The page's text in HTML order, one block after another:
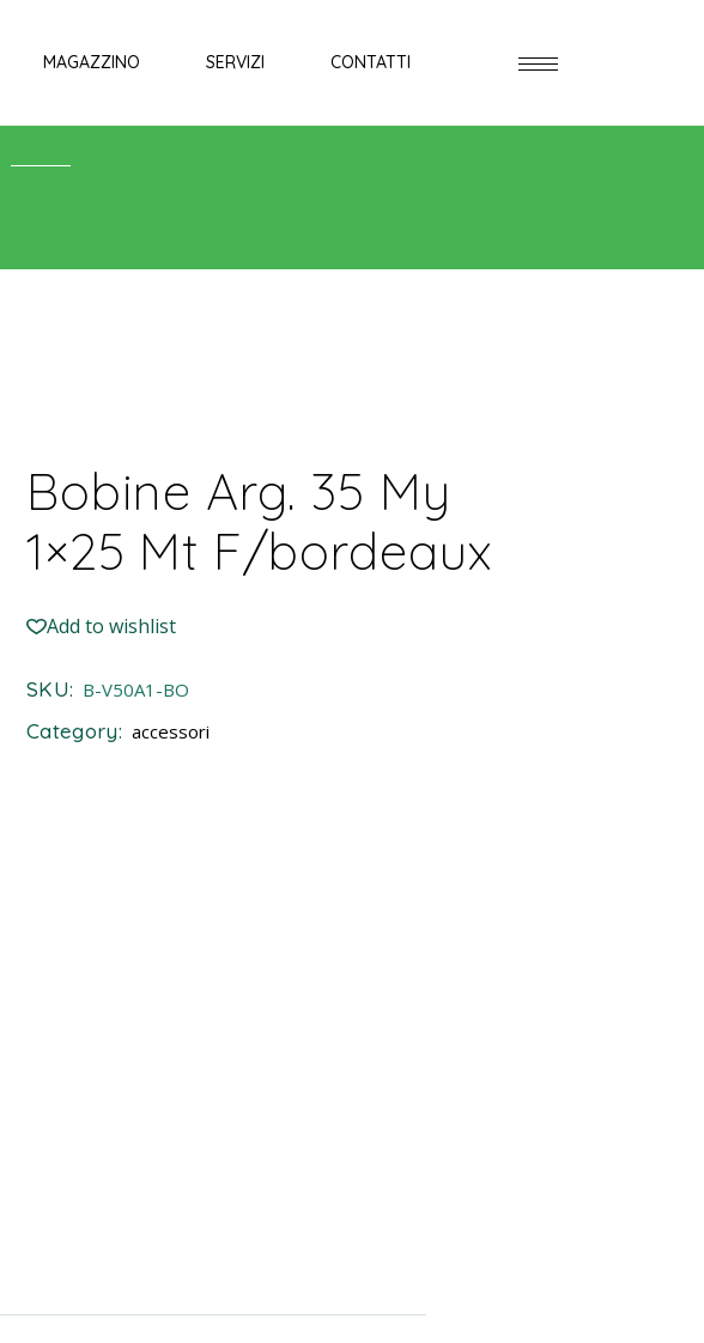
MAGAZZINO SERVIZI CONTATTI
Bobine Arg. 35 My
1×25 Mt F/bordeaux
Add to wishlist
SKU: B-V50A1-BO
Category: accessori